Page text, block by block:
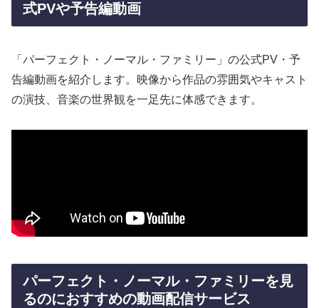
式PVや予告編動画
「パーフェクト・ノーマル・ファミリー」の公式PV・予
告編動画を紹介します。映像から作品の雰囲気やキャスト
の演技、音楽の世界観を一足先に体感できます。
パーフェクト・ノーマル・ファミリーを見
るのにおすすめの動画配信サービス